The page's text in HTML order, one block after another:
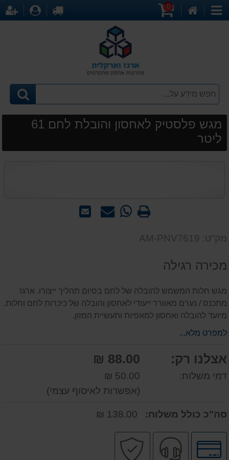
קטגוריות
0
לקופה
מגש פלסטיק לאחסון והובלת לחם 61
ליטר
שלח
שאל WhatsApp
אותנו
מק"ט: AM-PNV7619
מכירה רגילה
מגש חלות המשמש להובלה של לחם בסיום תהליך ייצורו. ארגז
מתכנס / נערם מאוורר ייעודי לאחסון והובלה של כיכרות לחם וחלות.
מיועד להובלה ואחסון למאפיות ותעשיית המזון.
למפרט מלא...
אצלנו רק: 88.00 ₪
דמי משלוח:
50.00 ₪
(אפשרות לאיסוף עצמי)
סה"כ כולל משלוח:
לחץ
לאפשרויות
שירות
מקצועי